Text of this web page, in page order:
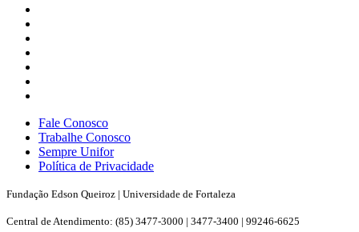
Fale Conosco
Trabalhe Conosco
Sempre Unifor
Política de Privacidade
Fundação Edson Queiroz | Universidade de Fortaleza
Central de Atendimento: (85) 3477-3000 | 3477-3400 | 99246-6625